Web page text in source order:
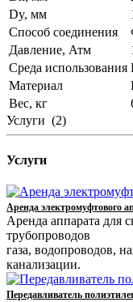
Dy, мм
Способ соединения
Давление, Атм
Среда использования
Материал
Вес, кг
Услуги (2)
Услуги
Аренда электромуфтового
Аренда аппарата для
трубопроводов
газа, водопроводов,
канализации.
Передавливатель